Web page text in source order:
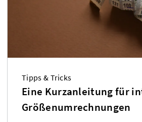
Tipps & Tricks
Eine Kurzanleitung für
Größenumrechnungen